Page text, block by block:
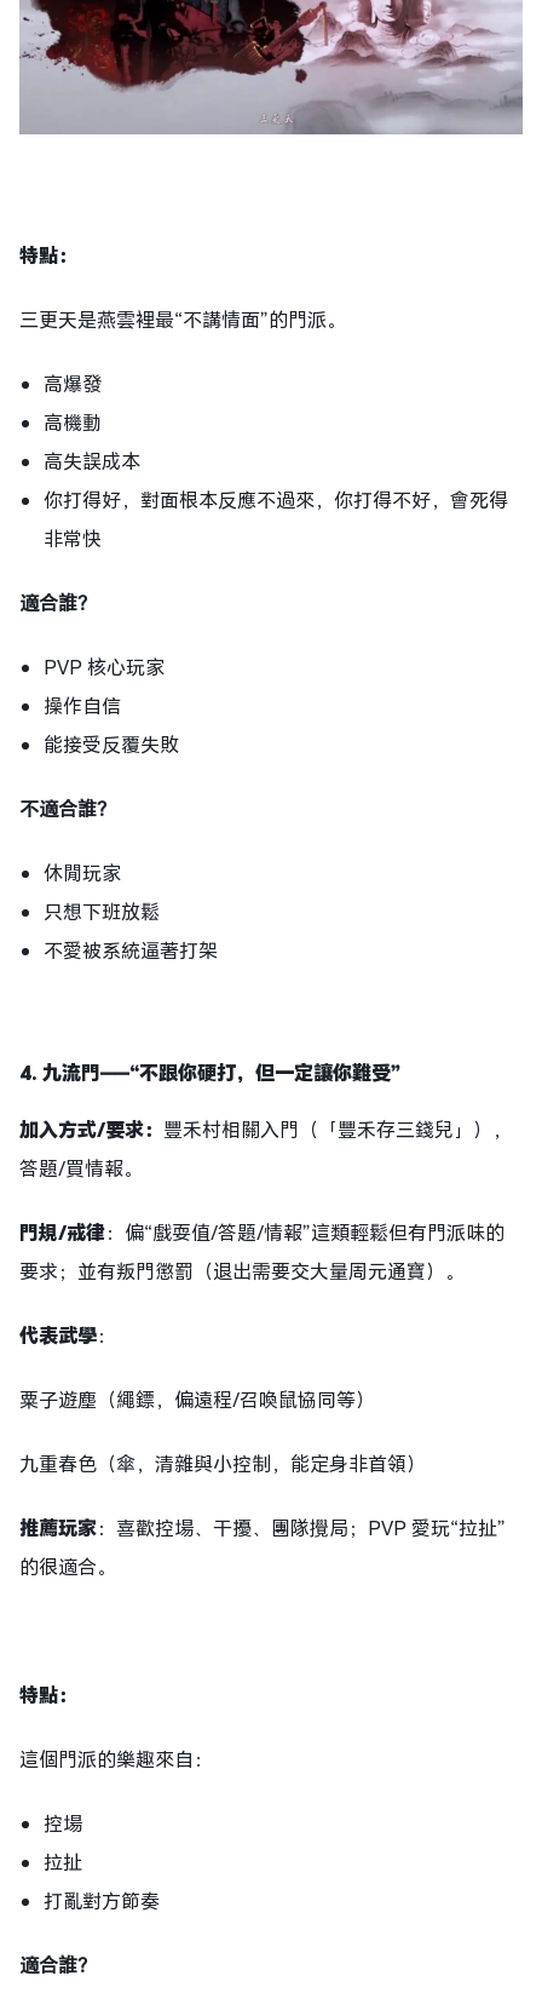
特點：
三更天是燕雲裡最“不講情面”的門派。
高爆發
高機動
高失誤成本
你打得好，對面根本反應不過來，你打得不好，會死得
非常快
適合誰？
PVP 核心玩家
操作自信
能接受反覆失敗
不適合誰？
休閒玩家
只想下班放鬆
不愛被系統逼著打架
4. 九流門——“不跟你硬打，但一定讓你難受”
加入方式/要求： 豐禾村相關入門（「豐禾存三錢兒」），
答題/買情報。
門規/戒律：偏“戲耍值/答題/情報”這類輕鬆但有門派味的
要求；並有叛門懲罰（退出需要交大量周元通寶）。
代表武學：
粟子遊塵（繩鏢，偏遠程/召喚鼠協同等）
九重春色（傘，清雜與小控制，能定身非首領）
推薦玩家：喜歡控場、干擾、團隊攪局；PVP 愛玩“拉扯”
的很適合。
特點：
這個門派的樂趣來自：
控場
拉扯
打亂對方節奏
適合誰？